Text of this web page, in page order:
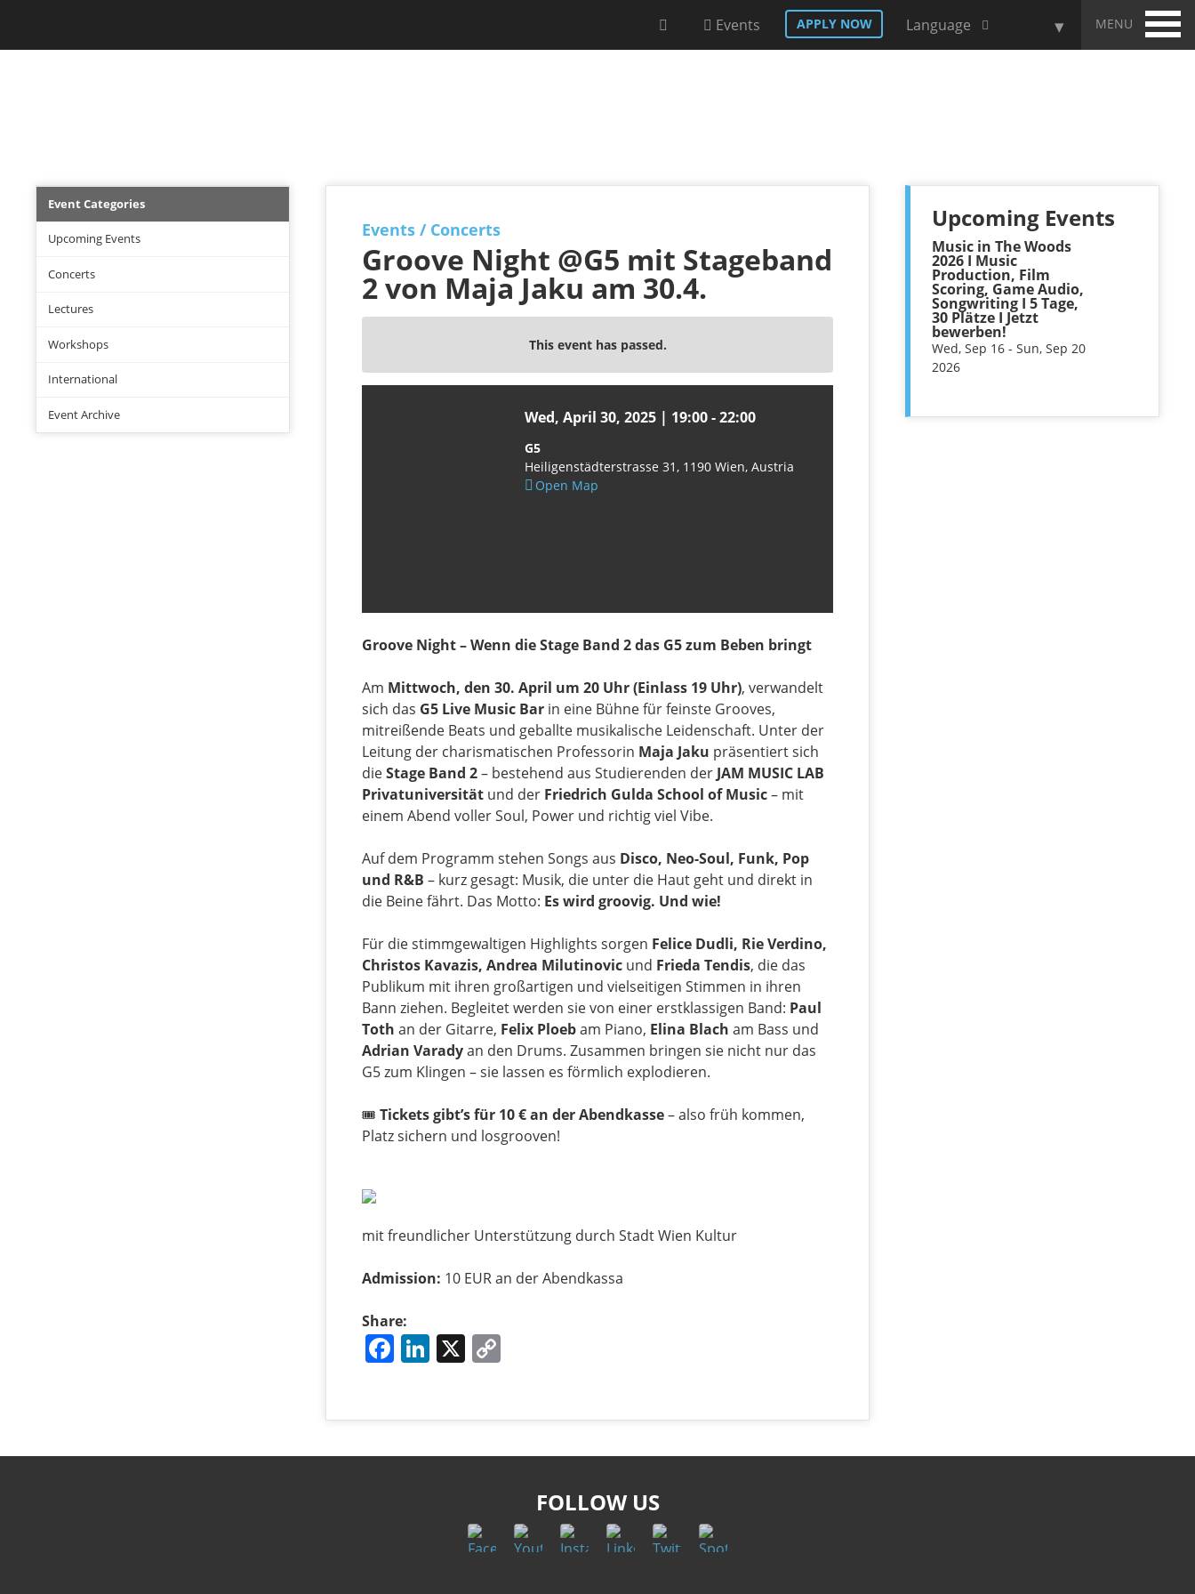
main
Events APPLY NOW Language MENU
Events / Concerts
Groove Night @G5 mit Stageband
2 von Maja Jaku am 30.4.
This event has passed.
Wed, April 30, 2025 | 19:00-22:00
G5
Heiligenstädterstrasse 31 1190 Wien Austria
Open Map
Groove Night – Wenn die Stage Band 2 das G5 zum Beben bringt
Am Mittwoch, den 30. April um 20 Uhr (Einlass 19 Uhr), verwandelt
sich das G5 Live Music Bar in eine Bühne für feinste Grooves,
mitreißende Beats und geballte musikalische Leidenschaft. Unter der
Leitung der charismatischen Professorin Maja Jaku präsentiert sich
dieStage Band 2– bestehend aus Studierenden der JAM MUSIC LAB
Privatuniversität und der Friedrich Gulda School of Music– mit
einem Abend voller Soul, Power und richtig viel Vibe.
Auf dem Programm stehen Songs aus Disco, Neo-Soul, Funk, Pop
und R&B – kurz gesagt: Musik, die unter die Haut geht und direkt in
die Beine fährt. Das Motto: Es wird groovig. Und wie!
Für die stimmgewaltigen Highlights sorgen Felice Dudli, Rie Verdino,
Christos Kavazis, Andrea Milutinovic und Frieda Tendis, die das
Publikum mit ihren großartigen und vielseitigen Stimmen in ihren
Bann ziehen. Begleitet werden sie von einer erstklassigen Band: Paul
Toth an der Gitarre, Felix Ploebam Piano, Elina Blach am Bass und
Adrian Varadyan den Drums. Zusammen bringen sie nicht nur das
G5 zum Klingen – sie lassen es förmlich explodieren.
🎟 Tickets gibt’s für 10 € an der Abendkasse– also früh kommen,
Platz sichern und losgrooven!
mit freundlicher Unterstützung durch Stadt Wien Kultur
Admission: 10 EUR an der Abendkassa
Share:
Facebook
LinkedIn
X
Events
Menu
Event Categories
Upcoming Events
Concerts
Lectures
Workshops
International
Event Archive
Upcoming Events
Music in The Woods
2026 I Music
Production, Film
Scoring, Game Audio,
Songwriting I 5 Tage,
30 Plätze I Jetzt
bewerben!
Wed, Sep 16 - Sun, Sep 20
2026
FOLLOW US